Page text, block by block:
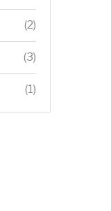
(2)
(3)
(1)